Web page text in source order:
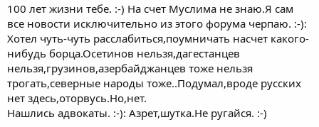
Нажмите для раскрытия...
М.Дадаев,хотелось бы знать? :bra_vo: :a_g_a:
100 лет жизни тебе. :-) На счет Муслима не знаю.Я сам
все новости исключительно из этого форума черпаю. :-):
Хотел чуть-чуть расслабиться,поумничать насчет какого-
нибудь борца.Осетинов нельзя,дагестанцев
нельзя,грузинов,азербайджанцев тоже нельзя
трогать,северные народы тоже..Подумал,вроде русских
нет здесь,оторвусь.Но,нет.
Нашлись адвокаты. :-): Азрет,шутка.Не ругайся. :-)